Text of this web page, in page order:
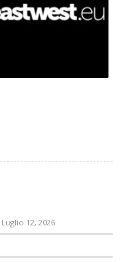
Luglio 12, 2026